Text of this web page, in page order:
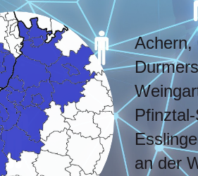
Achern,
an der